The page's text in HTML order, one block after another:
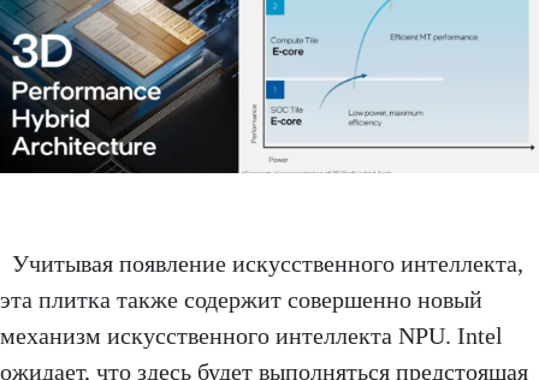
Учитывая появление искусственного интеллекта,
эта плитка также содержит совершенно новый
механизм искусственного интеллекта NPU. Intel
ожидает, что здесь будет выполняться предстоящая